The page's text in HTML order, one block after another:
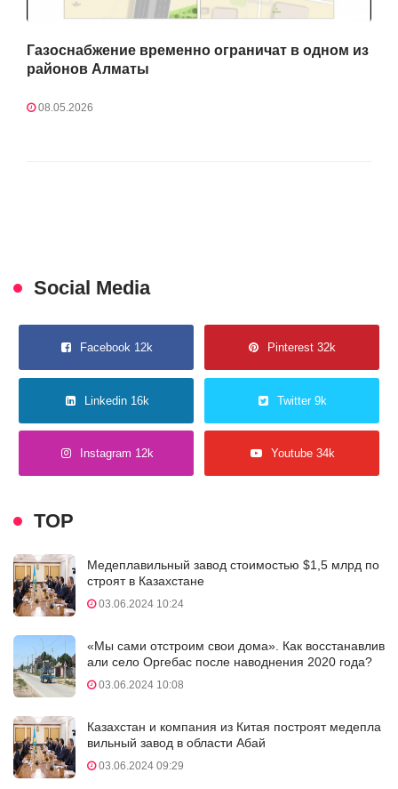
Газоснабжение временно ограничат в одном из
районов Алматы
08.05.2026
Social Media
Facebook 12k Pinterest 32k
Linkedin 16k Twitter 9k
Instagram 12k Youtube 34k
TOP
Медеплавильный завод стоимостью $1,5 млрд по
строят в Казахстане
03.06.2024 10:24
«Мы сами отстроим свои дома». Как восстанавлив
али село Оргебас после наводнения 2020 года?
03.06.2024 10:08
Казахстан и компания из Китая построят медепла
вильный завод в области Абай
03.06.2024 09:29